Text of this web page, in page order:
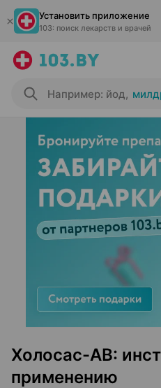
Установить приложение
103: поиск лекарств и врачей
Например: йод,
Холосас-АВ:
применению